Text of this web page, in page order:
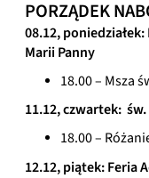
PORZĄDEK
08.12,
Marii Panny
18.00 – Msza
11.12, czwartek:
18.00 –
12.12, piątek: Feria